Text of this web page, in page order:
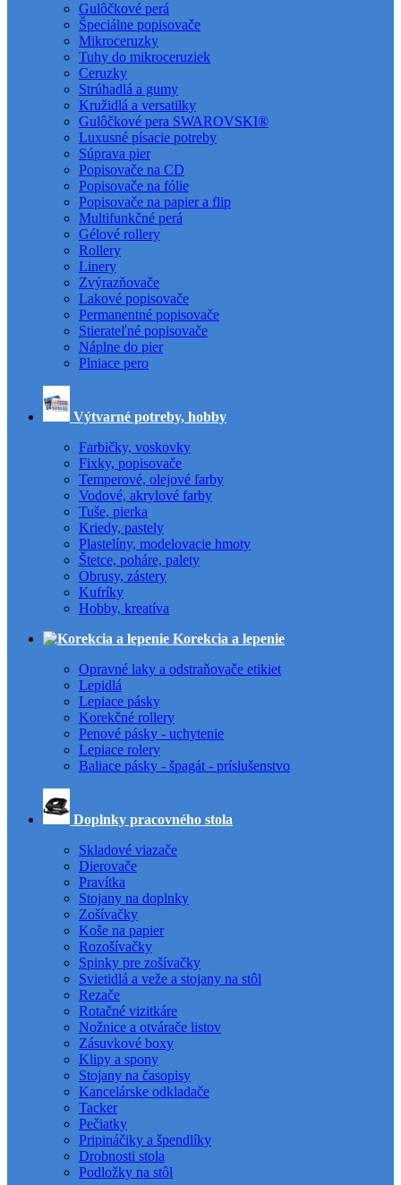
Gulôčkové perá
Špeciálne popisovače
Mikroceruzky
Tuhy do mikroceruziek
Ceruzky
Strúhadlá a gumy
Kružidlá a versatilky
Gulôčkové pera SWAROVSKI®
Luxusné písacie potreby
Súprava pier
Popisovače na CD
Popisovače na fólie
Popisovače na papier a flip
Multifunkčné perá
Gélové rollery
Rollery
Linery
Zvýrazňovače
Lakové popisovače
Permanentné popisovače
Stierateľné popisovače
Náplne do pier
Plniace pero
Výtvarné potreby, hobby
Farbičky, voskovky
Fixky, popisovače
Temperové, olejové farby
Vodové, akrylové farby
Tuše, pierka
Kriedy, pastely
Plastelíny, modelovacie hmoty
Štetce, poháre, palety
Obrusy, zástery
Kufríky
Hobby, kreatíva
Korekcia a lepenie
Opravné laky a odstraňovače etikiet
Lepidlá
Lepiace pásky
Korekčné rollery
Penové pásky - uchytenie
Lepiace rolery
Baliace pásky - špagát - príslušenstvo
Doplnky pracovného stola
Skladové viazače
Dierovače
Pravítka
Stojany na doplnky
Zošívačky
Koše na papier
Rozošívačky
Spinky pre zošívačky
Svietidlá a veže a stojany na stôl
Rezače
Rotačné vizitkáre
Nožnice a otvárače listov
Zásuvkové boxy
Klipy a spony
Stojany na časopisy
Kancelárske odkladače
Tacker
Pečiatky
Pripináčiky a špendlíky
Drobnosti stola
Podložky na stôl